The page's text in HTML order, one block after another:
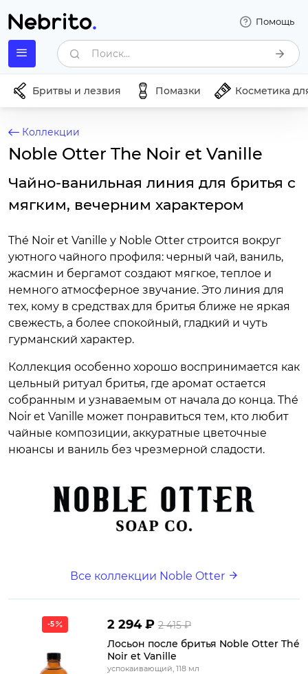
Помощь
Поиск...
Бритвы и лезвия Помазки Косметика
Коллекции
Noble Otter The Noir et Vanille
Чайно-ванильная линия для бритья с
мягким, вечерним характером
Thé Noir et Vanille у Noble Otter строится вокруг
уютного чайного профиля: черный чай, ваниль,
жасмин и бергамот создают мягкое, теплое и
немного атмосферное звучание. Это линия для
тех, кому в средствах для бритья ближе не яркая
свежесть, а более спокойный, гладкий и чуть
гурманский характер.
Коллекция особенно хорошо воспринимается как
цельный ритуал бритья, где аромат остается
собранным и узнаваемым от начала до конца. Thé
Noir et Vanille может понравиться тем, кто любит
чайные композиции, аккуратные цветочные
нюансы и ваниль без чрезмерной сладости.
Все коллекции Noble Otter
-5 2 294 ₽ 2 415 ₽
Лосьон после бритья Noble Otter Thé
Noir et Vanille
успокаивающий, 118 мл